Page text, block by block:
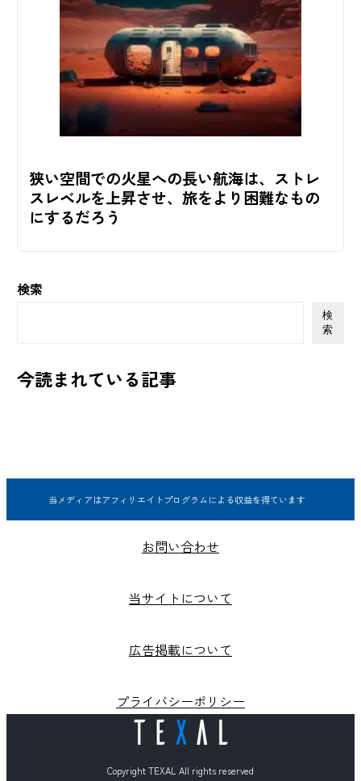
狭い空間での火星への長い航海は、ストレ
スレベルを上昇させ、旅をより困難なもの
にするだろう
検索
検
索
今読まれている記事
当メディアはアフィリエイトプログラムによる収益を得ています
お問い合わせ
当サイトについて
広告掲載について
プライバシーポリシー
Copyright TEXAL All rights reserved